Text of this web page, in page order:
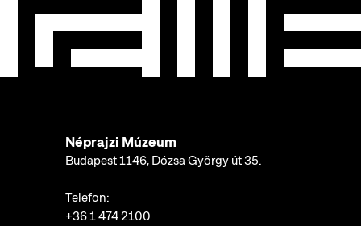
Néprajzi Múzeum
Budapest 1146, Dózsa György út 35.
Telefon:
+36 1 474 2100